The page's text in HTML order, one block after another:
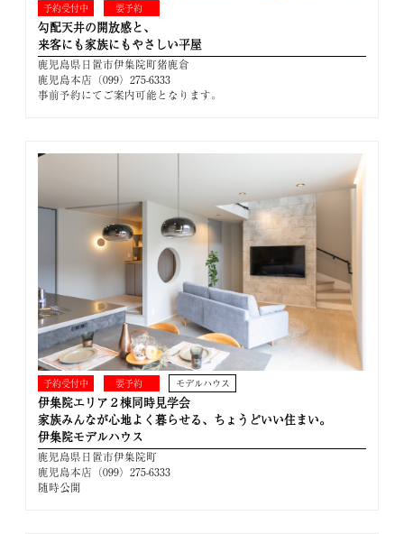
予約受付中 要予約
勾配天井の開放感と、
来客にも家族にもやさしい平屋
鹿児島県日置市伊集院町猪鹿倉
鹿児島本店（099）275-6333
事前予約にてご案内可能となります。
予約受付中 要予約 モデルハウス
伊集院エリア２棟同時見学会
家族みんなが心地よく暮らせる、ちょうどいい住まい。
伊集院モデルハウス
鹿児島県日置市伊集院町
鹿児島本店（099）275-6333
随時公開